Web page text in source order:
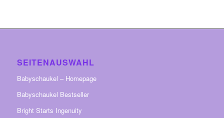
SEITENAUSWAHL
Babyschaukel – Homepage
Babyschaukel Bestseller
Bright Starts Ingenuity